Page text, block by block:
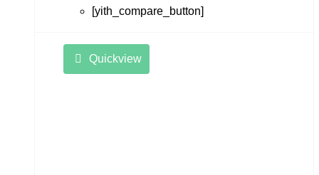
[yith_compare_button]
Quickview